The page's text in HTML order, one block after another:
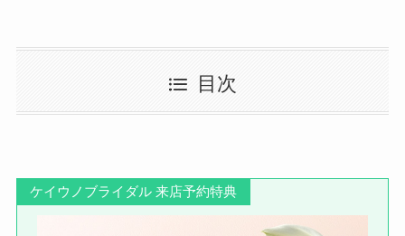
目次
ケイウノブライダル 来店予約特典